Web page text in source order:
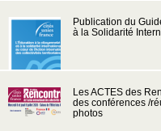
Publication du
à la Solidarité
Les ACTES des
des conférences /
photos